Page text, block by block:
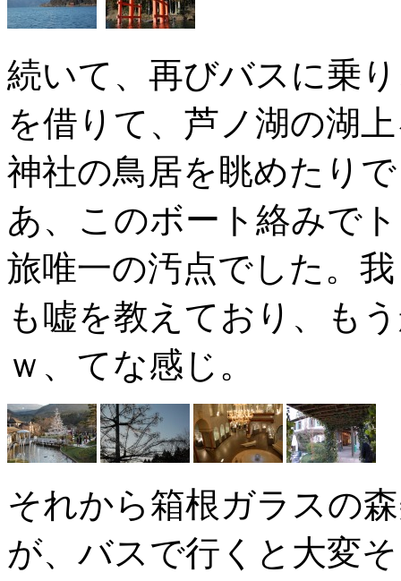
続いて、再びバスに乗
を借りて、芦ノ湖の湖
神社の鳥居を眺めたり
あ、このボート絡みで
旅唯一の汚点でした。
も嘘を教えており、も
ｗ、てな感じ。
それから箱根ガラスの
が、バスで行くと大変